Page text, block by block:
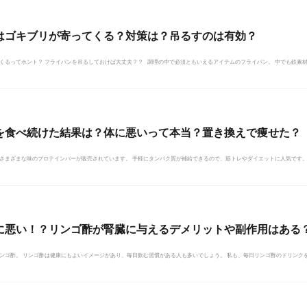
ゴキブリが寄ってくる？対策は？吊るすのは有効？
るってホント？ フライパンを吊るしておけば大丈夫？？ 調理の中で必須ともいえるアイテムのフライパン。 中でも鉄素
食べ続けた結果は？体に悪いって本当？置き換えで痩せた？
まざまな味のプロテインバーが販売されています。 手軽にタンパク質が補給できるので、筋トレやダイエットに人気です
悪い！？リンゴ酢が腎臓に与えるデメリットや副作用はある
ゴ酢。 リンゴ酢は健康にもよいイメージがあり、毎日飲む習慣がある人も多いでしょう。 私も、毎日リンゴ酢のドリン